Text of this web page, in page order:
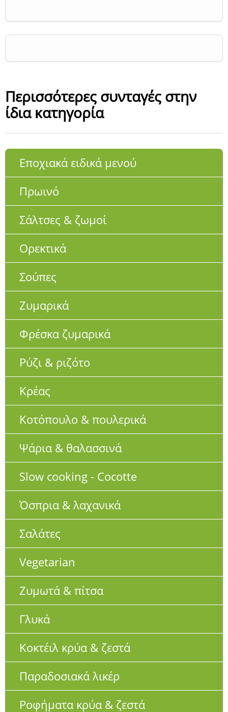
Περισσότερες συνταγές στην
ίδια κατηγορία
Εποχιακά ειδικά μενού
Πρωινό
Σάλτσες & ζωμοί
Ορεκτικά
Σούπες
Ζυμαρικά
Φρέσκα ζυμαρικά
Ρύζι & ριζότο
Κρέας
Κοτόπουλο & πουλερικά
Ψάρια & θαλασσινά
Slow cooking - Cocotte
Όσπρια & λαχανικά
Σαλάτες
Vegetarian
Ζυμωτά & πίτσα
Γλυκά
Κοκτέιλ κρύα & ζεστά
Παραδοσιακά λικέρ
Ροφήματα κρύα & ζεστά